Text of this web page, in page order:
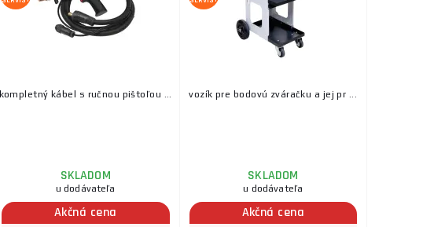
kompletný kábel s ručnou pištoľou ...
SKLADOM
u dodávateľa
Akčná cena
vozík pre bodovú zváračku a jej pr ...
SKLADOM
u dodávateľa
Akčná cena